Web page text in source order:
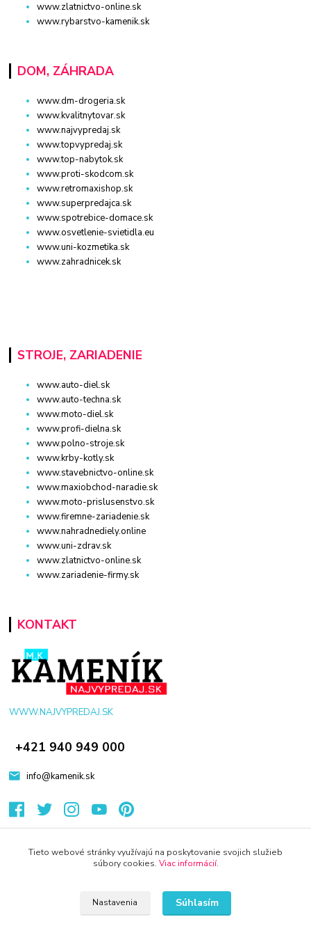
www.zlatnictvo-online.sk
www.rybarstvo-kamenik.sk
DOM, ZÁHRADA
www.dm-drogeria.sk
www.kvalitnytovar.sk
www.najvypredaj.sk
www.topvypredaj.sk
www.top-nabytok.sk
www.proti-skodcom.sk
www.retromaxishop.sk
www.superpredajca.sk
www.spotrebice-domace.sk
www.osvetlenie-svietidla.eu
www.uni-kozmetika.sk
www.zahradnicek.sk
STROJE, ZARIADENIE
www.auto-diel.sk
www.auto-techna.sk
www.moto-diel.sk
www.profi-dielna.sk
www.polno-stroje.sk
www.krby-kotly.sk
www.stavebnictvo-online.sk
www.maxiobchod-naradie.sk
www.moto-prislusenstvo.sk
www.firemne-zariadenie.sk
www.nahradnediely.online
www.uni-zdrav.sk
www.zlatnictvo-online.sk
www.zariadenie-firmy.sk
KONTAKT
WWW.NAJVYPREDAJ.SK
+421 940 949 000
info@kamenik.sk
Eshop-rychlo.sk
Tieto webové stránky využívajú na poskytovanie svojich služieb
súbory cookies. Viac informácií.
Nastavenia Súhlasím